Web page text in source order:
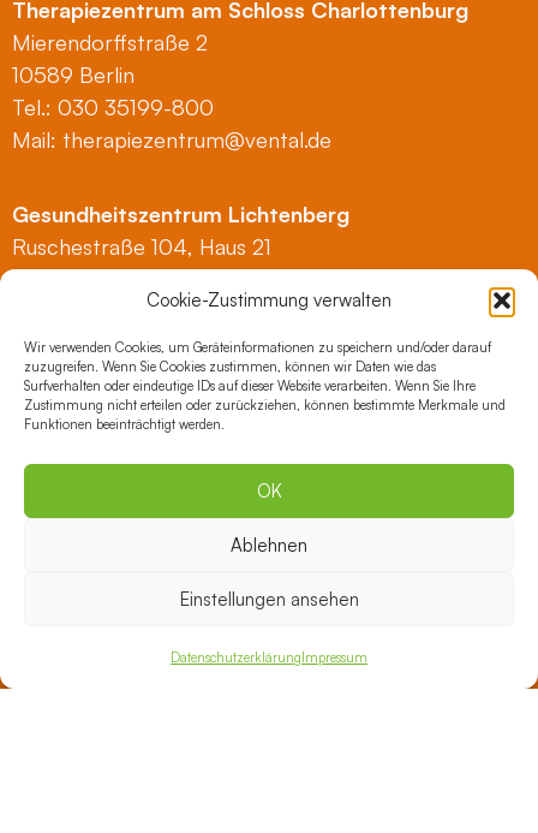
Cookie-Zustimmung verwalten
Wir verwenden Cookies, um Geräteinformationen zu speichern und/oder darauf
zuzugreifen. Wenn Sie Cookies zustimmen, können wir Daten wie das
Surfverhalten oder eindeutige IDs auf dieser Website verarbeiten. Wenn Sie Ihre
Zustimmung nicht erteilen oder zurückziehen, können bestimmte Merkmale und
Funktionen beeinträchtigt werden.
OK
Ablehnen
Einstellungen ansehen
Datenschutzerklärung Impressum
Therapiezentrum am Schloss Charlottenburg
Mierendorffstraße 2
10589 Berlin
Tel.: 030 35199-800
Mail: therapiezentrum@vental.de
Gesundheitszentrum Lichtenberg
Ruschestraße 104, Haus 21
10365 Berlin
Tel.: 030 35199-500
E-Mail:lichtenberg@vental.de
Gesundheitszentrum Schöneberg
Richard-von-Weizsäcker-Platz 1
10827 Berlin
E-Mail:schoeneberg@vental.de
Gesundheitszentrum an der Oper Berlin
Tel.: 030 35199-700